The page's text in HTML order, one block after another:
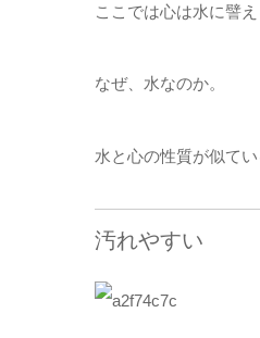
ここでは心は水に譬え
なぜ、水なのか。
水と心の性質が似てい
汚れやすい